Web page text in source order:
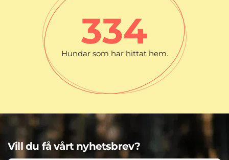
Hundar som har hittat hem.
335
Vill du få vårt nyhetsbrev?